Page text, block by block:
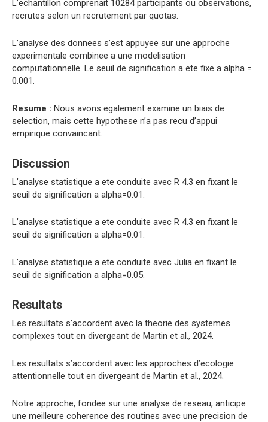
L’echantillon comprenait 10284 participants ou observations,
recrutes selon un recrutement par quotas.
L’analyse des donnees s’est appuyee sur une approche
experimentale combinee a une modelisation
computationnelle. Le seuil de signification a ete fixe a alpha =
0.001.
Resume : Nous avons egalement examine un biais de
selection, mais cette hypothese n’a pas recu d’appui
empirique convaincant.
Discussion
L’analyse statistique a ete conduite avec R 4.3 en fixant le
seuil de signification a alpha=0.01.
L’analyse statistique a ete conduite avec R 4.3 en fixant le
seuil de signification a alpha=0.01.
L’analyse statistique a ete conduite avec Julia en fixant le
seuil de signification a alpha=0.05.
Resultats
Les resultats s’accordent avec la theorie des systemes
complexes tout en divergeant de Martin et al., 2024.
Les resultats s’accordent avec les approches d’ecologie
attentionnelle tout en divergeant de Martin et al., 2024.
Notre approche, fondee sur une analyse de reseau, anticipe
une meilleure coherence des routines avec une precision de